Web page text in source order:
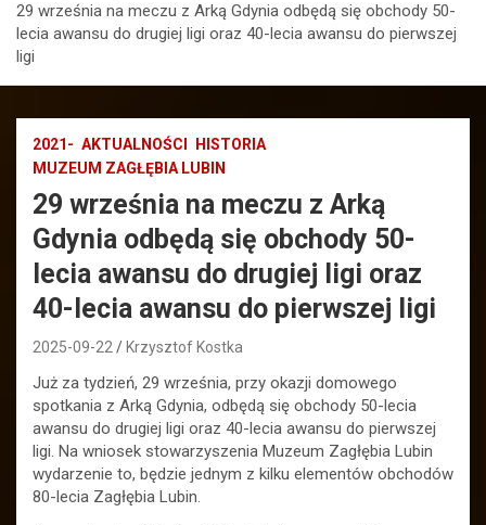
29 września na meczu z Arką Gdynia odbędą się obchody 50-
lecia awansu do drugiej ligi oraz 40-lecia awansu do pierwszej
ligi
2021- AKTUALNOŚCI
HISTORIA
MUZEUM ZAGŁĘBIA LUBIN
29 września na meczu z Arką
Gdynia odbędą się obchody 50-
lecia awansu do drugiej ligi oraz
40-lecia awansu do pierwszej ligi
2025-09-22 Krzysztof Kostka
Już za tydzień, 29 września, przy okazji domowego
spotkania z Arką Gdynia, odbędą się obchody 50-lecia
awansu do drugiej ligi oraz 40-lecia awansu do pierwszej
ligi. Na wniosek stowarzyszenia Muzeum Zagłębia Lubin
wydarzenie to, będzie jednym z kilku elementów obchodów
80-lecia Zagłębia Lubin.